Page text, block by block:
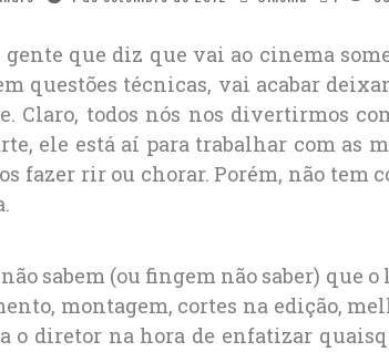
que diz que vai ao cinema
questões técnicas, vai acabar
Claro, todos nós nos divertirmos
ele está aí para trabalhar com as
fazer rir ou chorar. Porém, não
não sabem (ou fingem não saber) que
montagem, cortes na edição,
o diretor na hora de enfatizar